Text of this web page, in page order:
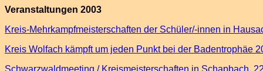
Veranstaltungen 2003
Kreis-Mehrkampfmeisterschaften der Schüler/-innen in
Kreis Wolfach kämpft um jeden Punkt bei der Badentrophäe
Schwarzwaldmeeting / Kreismeisterschaften in Schapbach,